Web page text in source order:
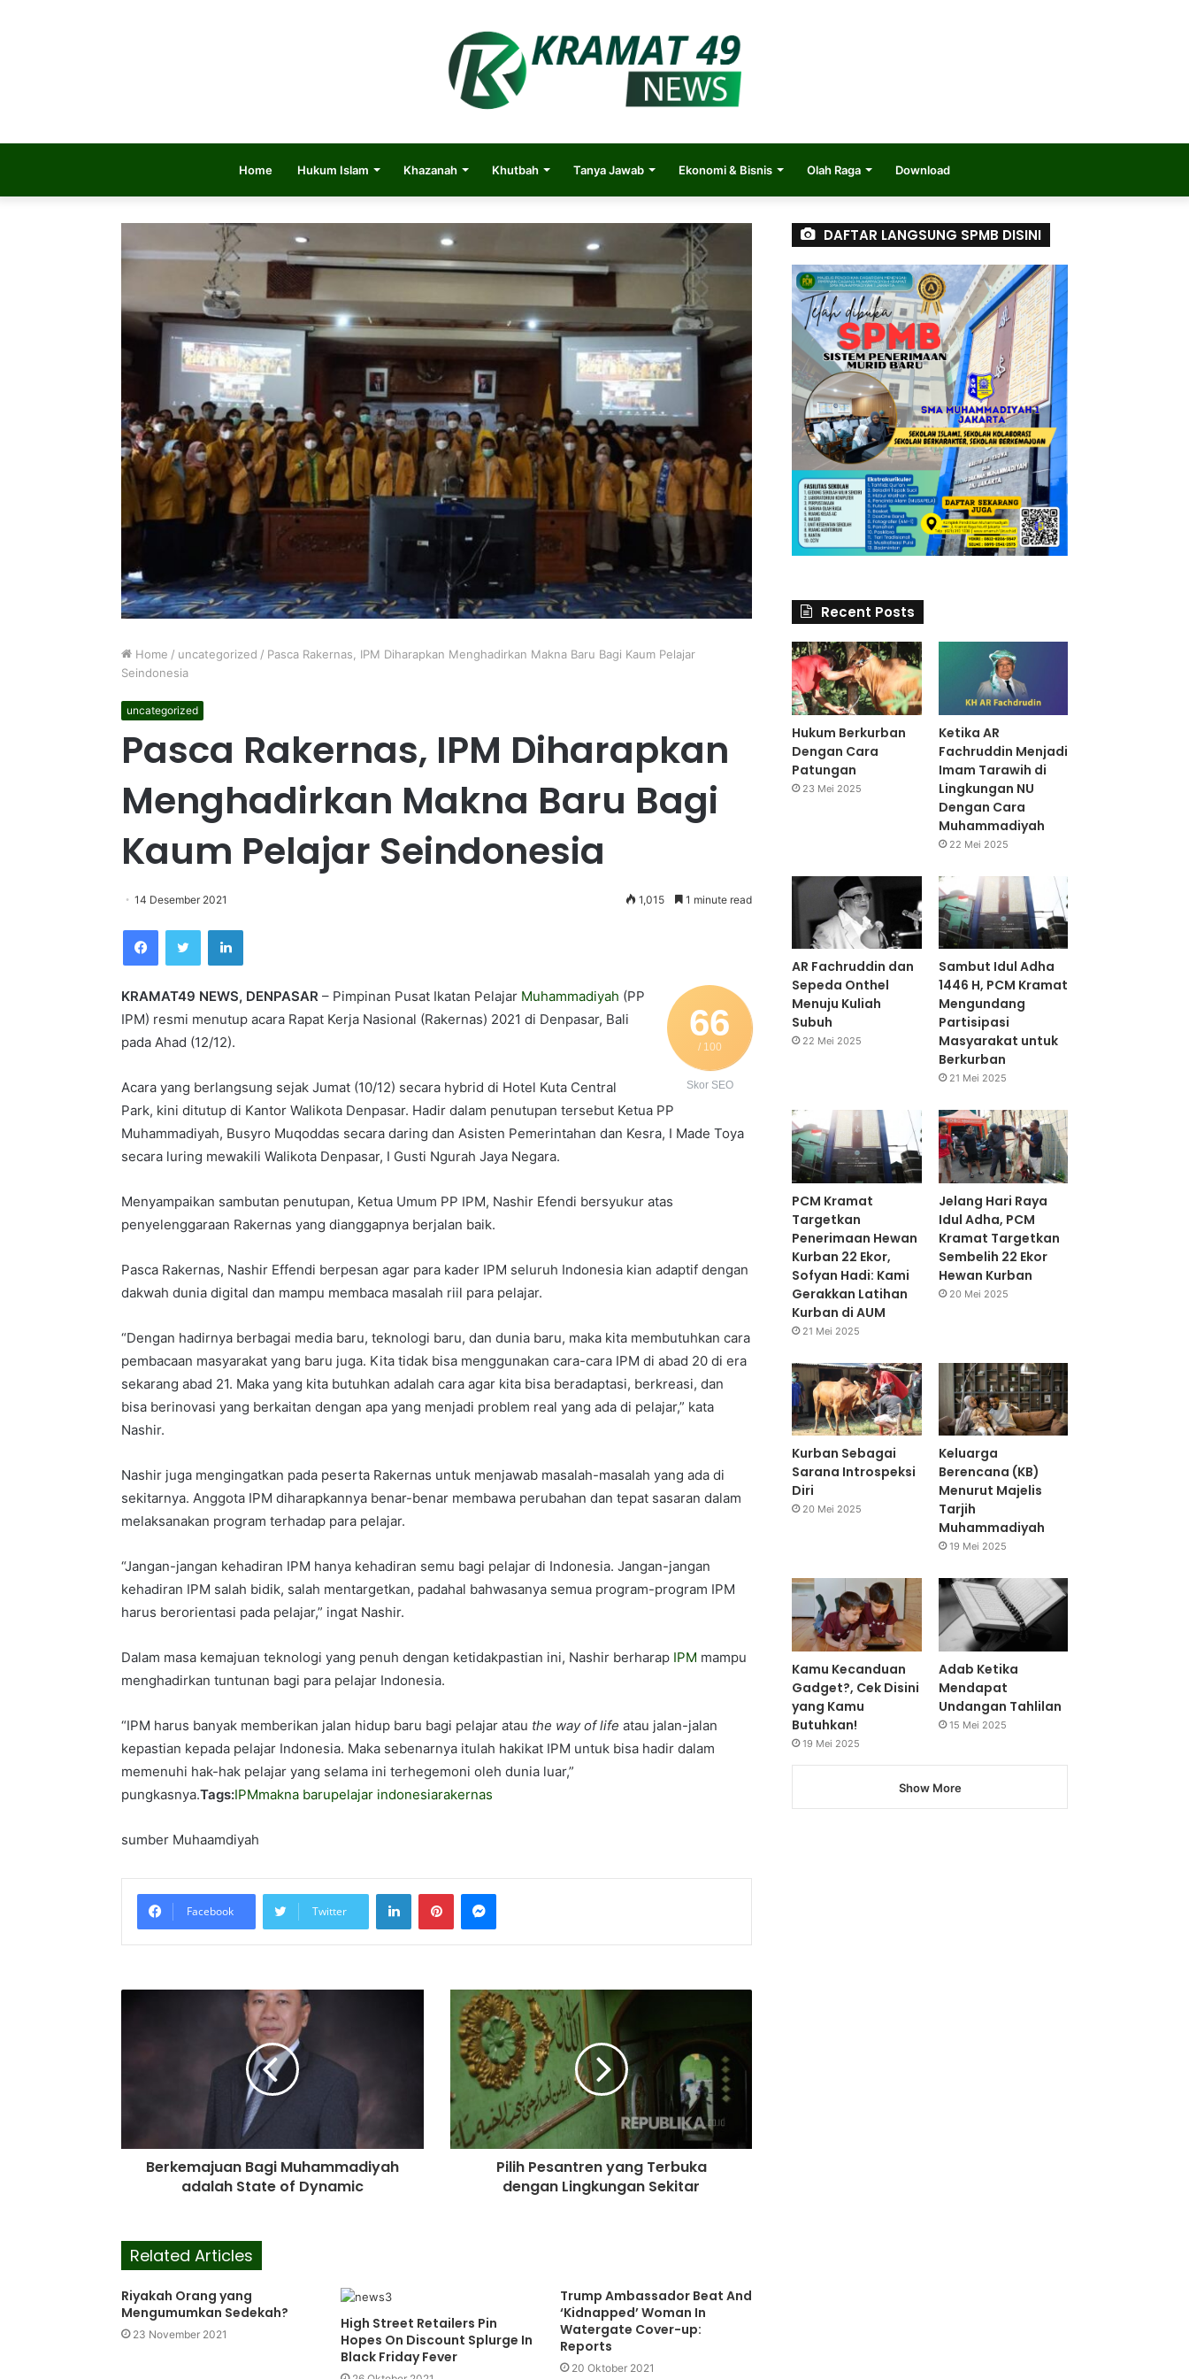
Home Hukum Islam Khazanah Khutbah Tanya Jawab Ekonomi & Bisnis Olah Raga Download
Home / uncategorized / Pasca Rakernas, IPM Diharapkan Menghadirkan Makna Baru Bagi Kaum Pelajar
Seindonesia
uncategorized
Pasca Rakernas, IPM Diharapkan
Menghadirkan Makna Baru Bagi
Kaum Pelajar Seindonesia
14 Desember 2021 1,015 1 minute read
FacebookTwitter LinkedIn
66
/ 100
Skor SEO
KRAMAT49 NEWS, DENPASAR – Pimpinan Pusat Ikatan Pelajar Muhammadiyah (PP
IPM) resmi menutup acara Rapat Kerja Nasional (Rakernas) 2021 di Denpasar, Bali
pada Ahad (12/12).
Acara yang berlangsung sejak Jumat (10/12) secara hybrid di Hotel Kuta Central
Park, kini ditutup di Kantor Walikota Denpasar. Hadir dalam penutupan tersebut Ketua PP
Muhammadiyah, Busyro Muqoddas secara daring dan Asisten Pemerintahan dan Kesra, I Made Toya
secara luring mewakili Walikota Denpasar, I Gusti Ngurah Jaya Negara.
Menyampaikan sambutan penutupan, Ketua Umum PP IPM, Nashir Efendi bersyukur atas
penyelenggaraan Rakernas yang dianggapnya berjalan baik.
Pasca Rakernas, Nashir Effendi berpesan agar para kader IPM seluruh Indonesia kian adaptif dengan
dakwah dunia digital dan mampu membaca masalah riil para pelajar.
“Dengan hadirnya berbagai media baru, teknologi baru, dan dunia baru, maka kita membutuhkan cara
pembacaan masyarakat yang baru juga. Kita tidak bisa menggunakan cara-cara IPM di abad 20 di era
sekarang abad 21. Maka yang kita butuhkan adalah cara agar kita bisa beradaptasi, berkreasi, dan
bisa berinovasi yang berkaitan dengan apa yang menjadi problem real yang ada di pelajar,” kata
Nashir.
Nashir juga mengingatkan pada peserta Rakernas untuk menjawab masalah-masalah yang ada di
sekitarnya. Anggota IPM diharapkannya benar-benar membawa perubahan dan tepat sasaran dalam
melaksanakan program terhadap para pelajar.
“Jangan-jangan kehadiran IPM hanya kehadiran semu bagi pelajar di Indonesia. Jangan-jangan
kehadiran IPM salah bidik, salah mentargetkan, padahal bahwasanya semua program-program IPM
harus berorientasi pada pelajar,” ingat Nashir.
Dalam masa kemajuan teknologi yang penuh dengan ketidakpastian ini, Nashir berharap IPM mampu
menghadirkan tuntunan bagi para pelajar Indonesia.
“IPM harus banyak memberikan jalan hidup baru bagi pelajar atau the way of life atau jalan-jalan
kepastian kepada pelajar Indonesia. Maka sebenarnya itulah hakikat IPM untuk bisa hadir dalam
memenuhi hak-hak pelajar yang selama ini terhegemoni oleh dunia luar,”
pungkasnya.Tags:IPMmakna barupelajar indonesiarakernas
sumber Muhaamdiyah
Facebook Twitter
LinkedInPinterestMessenger
Berkemajuan Bagi Muhammadiyah
adalah State of Dynamic
Pilih Pesantren yang Terbuka
dengan Lingkungan Sekitar
Related Articles
Riyakah Orang yang
Mengumumkan Sedekah?
23 November 2021
High Street Retailers Pin
Hopes On Discount Splurge In
Black Friday Fever
Trump Ambassador Beat And
‘Kidnapped’ Woman In
Watergate Cover-up:
Reports
20 Oktober 2021
DAFTAR LANGSUNG SPMB DISINI
Recent Posts
Hukum Berkurban
Dengan Cara
Patungan
23 Mei 2025
Ketika AR
Fachruddin Menjadi
Imam Tarawih di
Lingkungan NU
Dengan Cara
Muhammadiyah
22 Mei 2025
AR Fachruddin dan
Sepeda Onthel
Menuju Kuliah
Subuh
22 Mei 2025
Sambut Idul Adha
1446 H, PCM Kramat
Mengundang
Partisipasi
Masyarakat untuk
Berkurban
21 Mei 2025
PCM Kramat
Targetkan
Penerimaan Hewan
Kurban 22 Ekor,
Sofyan Hadi: Kami
Gerakkan Latihan
Kurban di AUM
21 Mei 2025
Jelang Hari Raya
Idul Adha, PCM
Kramat Targetkan
Sembelih 22 Ekor
Hewan Kurban
20 Mei 2025
Kurban Sebagai
Sarana Introspeksi
Diri
20 Mei 2025
Keluarga
Berencana (KB)
Menurut Majelis
Tarjih
Muhammadiyah
19 Mei 2025
Kamu Kecanduan
Gadget?, Cek Disini
yang Kamu
Butuhkan!
19 Mei 2025
Adab Ketika
Mendapat
Undangan Tahlilan
15 Mei 2025
Show More